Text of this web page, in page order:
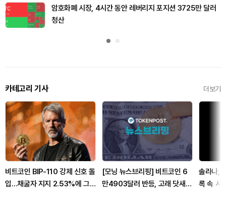
암호화폐 시장, 4시간 동안 레버리지 포지션 3725만 달러
청산
카테고리 기사 더보기
비트코인 BIP-110 강제 신호 돌
입…채굴자 지지 2.53%에 그
[모닝 뉴스브리핑] 비트코인 6
만4903달러 반등, 고래 닷새
솔라나,
록 속 시